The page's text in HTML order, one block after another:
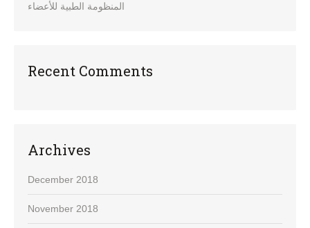
المنظومة الطبية للأعضاء
Recent Comments
Archives
December 2018
November 2018